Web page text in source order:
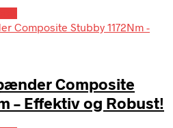
Composite
– Effektiv og Robust!